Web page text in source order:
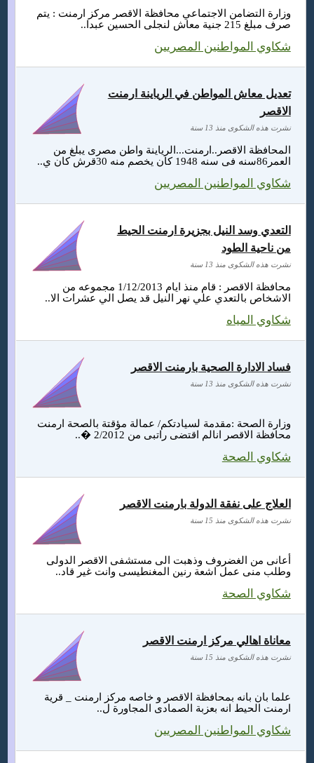
وزارة التضامن الاجتماعي محافظة الاقصر مركز ارمنت : يتم
صرف مبلغ 215 جنية معاش لنجلى الحسين عبدا..
شكاوي المواطنين المصريين
المحافظة الاقصر..ارمنت...الرياينة واطن مصرى يبلغ من
العمر86سنه فى سنه 1948 كان يخصم منه 30قرش كان ي..
شكاوي المواطنين المصريين
تعديل معاش المواطن في الرياينة ارمنت
الاقصر
نشرت هذه الشكوى منذ 13 سنة
محافظة الاقصر : قام منذ ايام 1/12/2013 مجموعه من
الاشخاص بالتعدي علي نهر النيل قد يصل الي عشرات الا..
شكاوي المياه
التعدي وسد النيل بجزيرة ارمنت الحيط
من ناحية الطود
نشرت هذه الشكوى منذ 13 سنة
وزارة الصحة :مقدمة لسيادتكم/ عمالة مؤقتة بالصحة ارمنت
محافظة الاقصر انالم اقتضى راتبى من 2/2012 �..
شكاوي الصحة
فساد الادارة الصحية بارمنت الاقصر
نشرت هذه الشكوى منذ 13 سنة
أعانى من الغضروف وذهبت الى مستشفى الاقصر الدولى
وطلب منى عمل اشعة رنين المغنطيسى وانت غير قاد..
شكاوي الصحة
العلاج على نفقة الدولة بارمنت الاقصر
نشرت هذه الشكوى منذ 15 سنة
علما بان بانه بمحافظة الاقصر و خاصه مركز ارمنت _ قرية
ارمنت الحيط انه بعزبة الصمادى المجاورة ل..
شكاوي المواطنين المصريين
معاناة اهالي مركز ارمنت الاقصر
نشرت هذه الشكوى منذ 15 سنة